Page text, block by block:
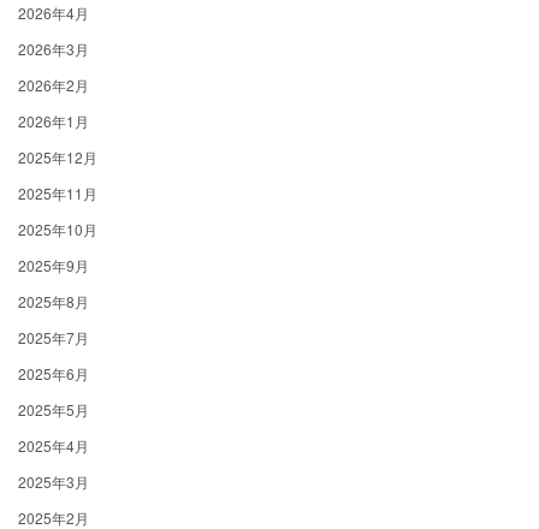
2026年4月
2026年3月
2026年2月
2026年1月
2025年12月
2025年11月
2025年10月
2025年9月
2025年8月
2025年7月
2025年6月
2025年5月
2025年4月
2025年3月
2025年2月